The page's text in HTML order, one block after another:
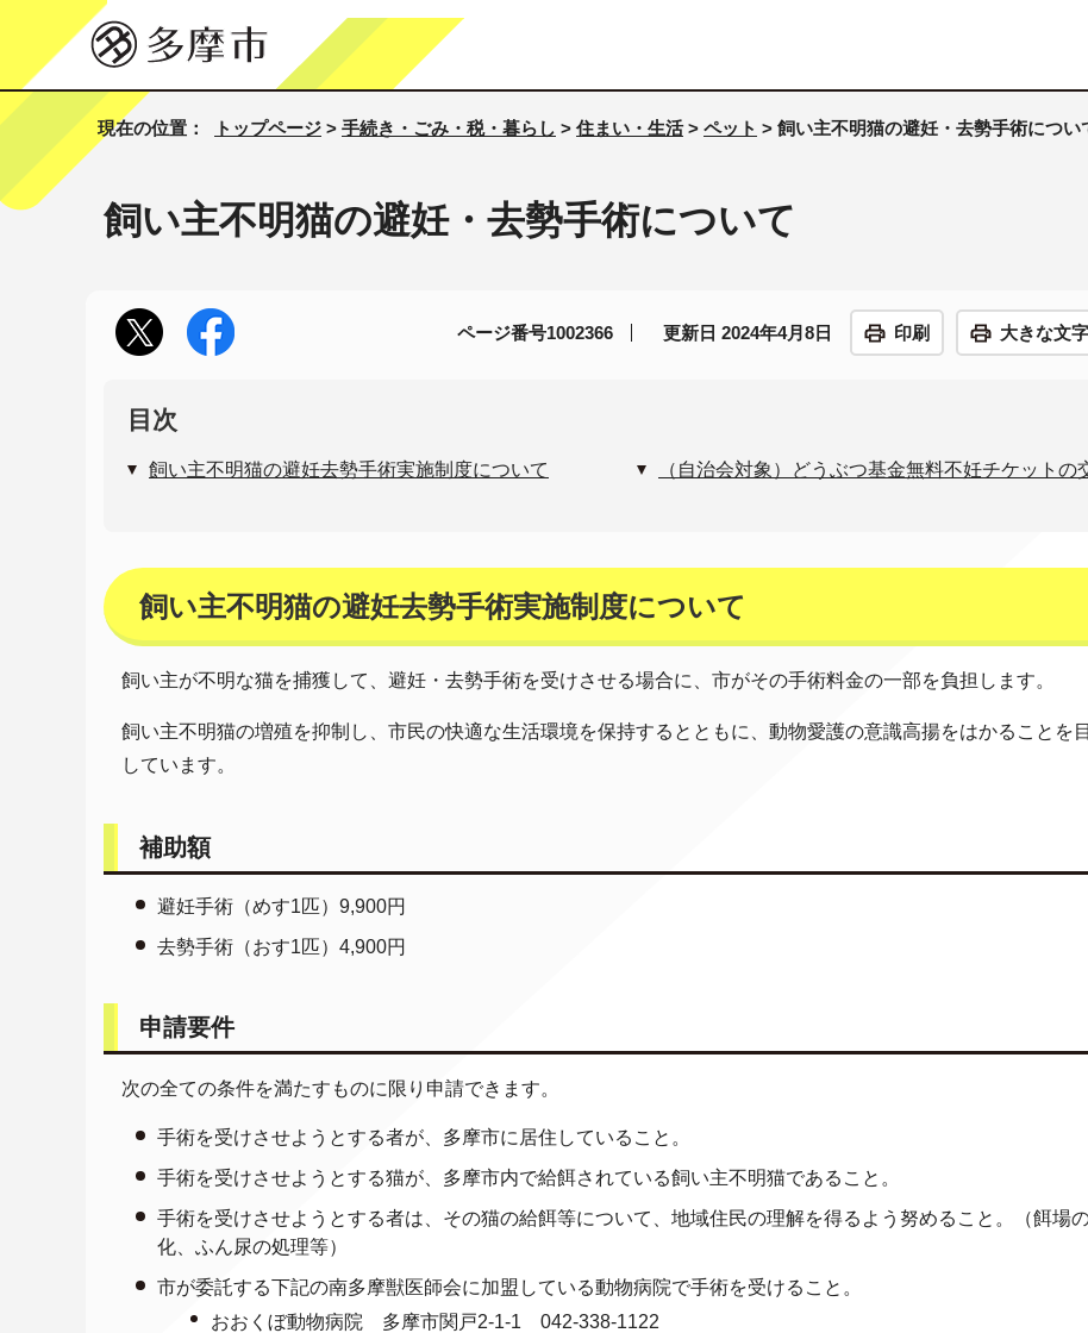
現在の位置： トップページ > 手続き・ごみ・税・暮らし > 住まい・生活> ペット > 飼い主不明猫の避妊・去勢手術につい
飼い主不明猫の避妊・去勢手術について
ページ番号1002366 更新日 2024年4月8日 印刷 大きな文
目次
飼い主不明猫の避妊去勢手術実施制度について （自治会対象）どうぶつ基金無料不妊チケットの
飼い主不明猫の避妊去勢手術実施制度について
飼い主が不明な猫を捕獲して、避妊・去勢手術を受けさせる場合に、市がその手術料金の一部を負担します。
飼い主不明猫の増殖を抑制し、市民の快適な生活環境を保持するとともに、動物愛護の意識高揚をはかることを
しています。
補助額
避妊手術（めす1匹）9,900円
去勢手術（おす1匹）4,900円
申請要件
次の全ての条件を満たすものに限り申請できます。
手術を受けさせようとする者が、多摩市に居住していること。
手術を受けさせようとする猫が、多摩市内で給餌されている飼い主不明猫であること。
手術を受けさせようとする者は、その猫の給餌等について、地域住民の理解を得るよう努めること。（餌場
化、ふん尿の処理等）
市が委託する下記の南多摩獣医師会に加盟している動物病院で手術を受けること。
おおくぼ動物病院 多摩市関戸2-1-1 042-338-1122